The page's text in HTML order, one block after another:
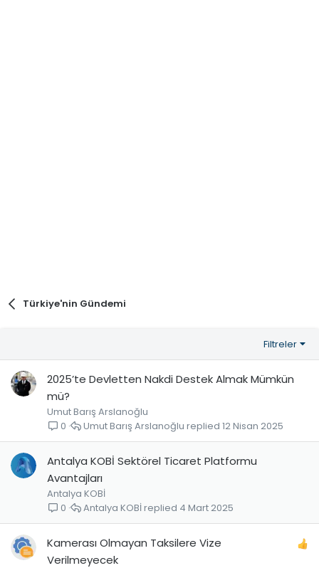
Türkiye'nin Gündemi
Filtreler
2025’te Devletten Nakdi Destek Almak Mümkün
mü?
Umut Barış Arslanoğlu
0
12 Nisan 2025
Umut Barış Arslanoğlu
Antalya KOBİ Sektörel Ticaret Platformu
Avantajları
Antalya KOBİ
0
4 Mart 2025
Antalya KOBİ
Kamerası Olmayan Taksilere Vize
Verilmeyecek